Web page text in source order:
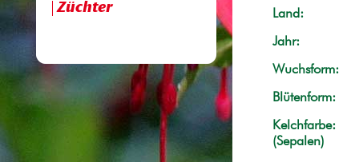
Züchter
Land:
Jahr:
Wuchsform:
Blütenform:
Kelchfarbe:
(Sepalen)